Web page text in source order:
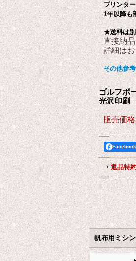
プリンタ
1年以降も
★送料は別
直接納
詳細は
その他参
ゴルフボ
光沢印刷
販売価
返品特
帆布用ミシ